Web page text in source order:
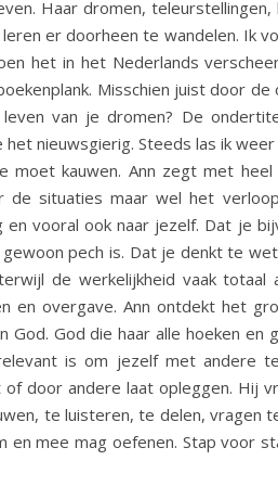
Haar dromen,
er doorheen te wandelen. Ik
het in het Nederlands
Misschien juist door
van je dromen? De
nieuwsgierig. Steeds las ik
moet kauwen. Ann zegt met
de situaties maar wel het
en vooral ook naar jezelf. Dat je
pech is. Dat je denkt te
de werkelijkheid vaak
en overgave. Ann ontdekt het
God. God die haar alle hoeken en
is om jezelf met andere
door andere laat opleggen. Hij
te luisteren, te delen, vragen
en mee mag oefenen. Stap voor